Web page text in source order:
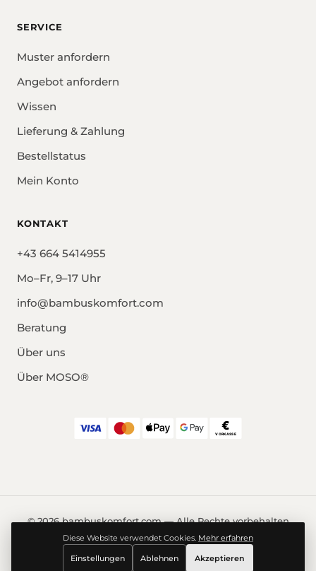
SERVICE
Muster anfordern
Angebot anfordern
Wissen
Lieferung & Zahlung
Bestellstatus
Mein Konto
KONTAKT
+43 664 5414955
Mo–Fr, 9–17 Uhr
info@bambuskomfort.com
Beratung
Über uns
Über MOSO®
© 2026 bambuskomfort.com — Alle Rechte vorbehalten
ImpressumDatenschutzAGBWiderrufsrecht
Diese Website verwendet Cookies. Mehr erfahren
Einstellungen Ablehnen Akzeptieren